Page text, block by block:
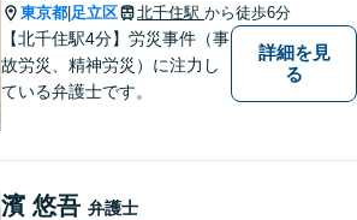
東京都 足立区 北千住駅 から徒歩6分
【北千住駅4分】労災事件（事
故労災、精神労災）に注力し
ている弁護士です。
詳細を見
る
濱 悠吾 弁護士